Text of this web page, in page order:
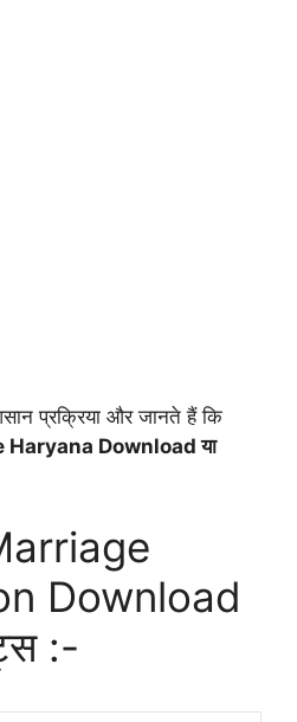
प्रक्रिया और जानते हैं कि
Download या
Download
:-